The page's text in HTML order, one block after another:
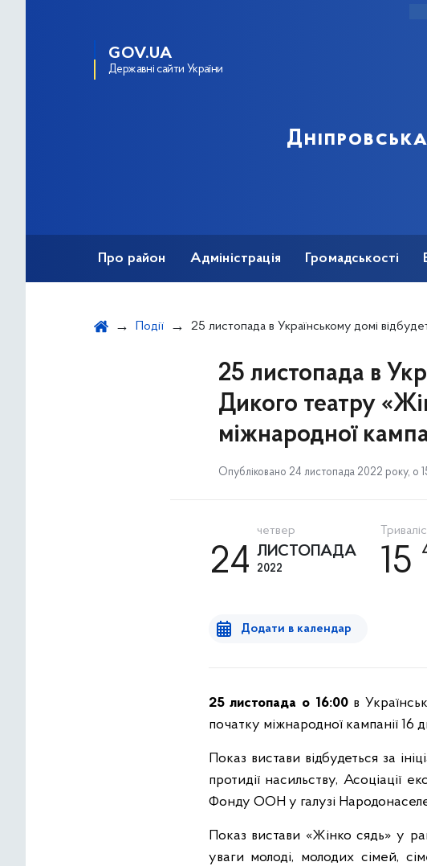
GOV.UA
Державні сайти України
Про район Адміністрація Громадськості
Події 25 листопада в Українському домі відбудеться вистава Дикого театру «Жінко сядь» із нагоди початку міжнародної кампанії 16 днів проти
25 листопада в
Дикого театру
міжнародної
Опубліковано 24 листопада 2022 року, о
четвер
24 ЛИСТОПАДА
2022 15
Додати в календар
25 листопада о 16:00в
початку міжнародної кампанії 16
Показ вистави відбудеться за
протидії насильству, Асоціації
Фонду ООН у галузі
Показ вистави «Жінко сядь» у
уваги молоді, молодих сімей,